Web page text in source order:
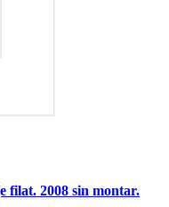
filat. 2008 sin montar.